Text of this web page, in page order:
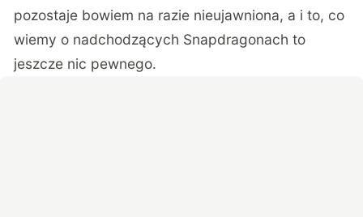
pozostaje bowiem na razie nieujawniona, a i to, co
wiemy o nadchodzących Snapdragonach to
jeszcze nic pewnego.